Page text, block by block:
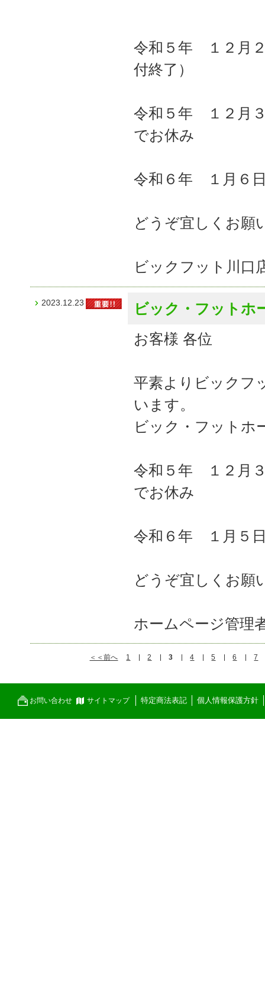
令和５年 １２月
付終了）
令和５年 １２月
でお休み
令和６年 １月６
どうぞ宜しくお願
ビックフット川口
2023.12.23
ビック・フットホ
お客様 各位
平素よりビックフ
います。
ビック・フットホ
令和５年 １２月
でお休み
令和６年 １月５
どうぞ宜しくお願
ホームページ管理
＜＜前へ 1 2 3 4 5 6 7
お問い合わせ サイトマップ 特定商法表記 個人情報保護方針